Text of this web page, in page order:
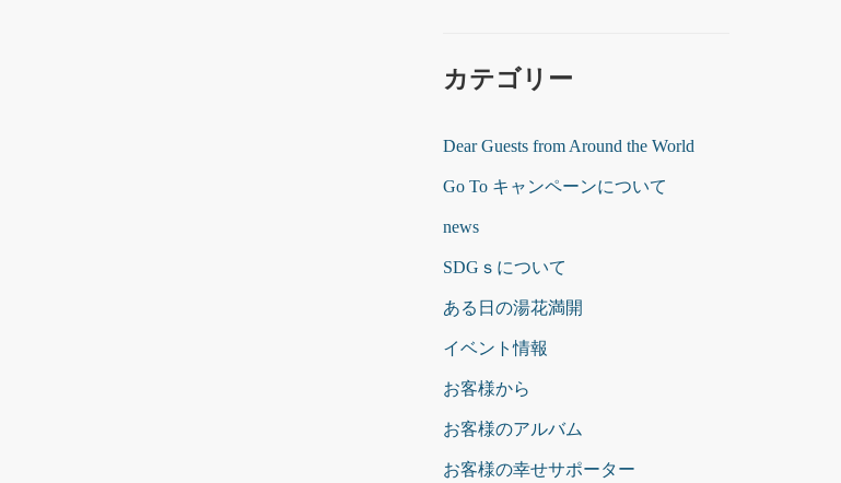
カテゴリー
Dear Guests from Around the World
Go To キャンペーンについて
news
SDGｓについて
ある日の湯花満開
イベント情報
お客様から
お客様のアルバム
お客様の幸せサポーター